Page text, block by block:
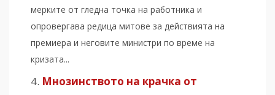
мерките от гледна точка на работника и
опровергава редица митове за действията на
премиера и неговите министри по време на
кризата...
Мнозинството на крачка от